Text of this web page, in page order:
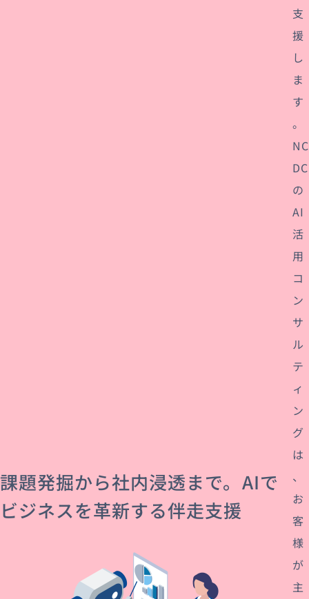
課題発掘から社内浸透まで。AIで
ビジネスを革新する伴走支援
支
援
し
ま
す
。
NC
DC
の
AI
活
用
コ
ン
サ
ル
テ
ィ
ン
グ
は
、
お
客
様
が
主